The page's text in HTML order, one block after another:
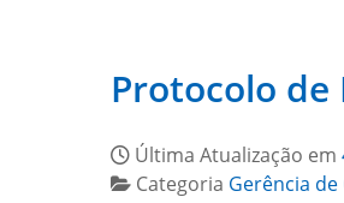
Protocolo de
Última Atualização em
Categoria Gerência